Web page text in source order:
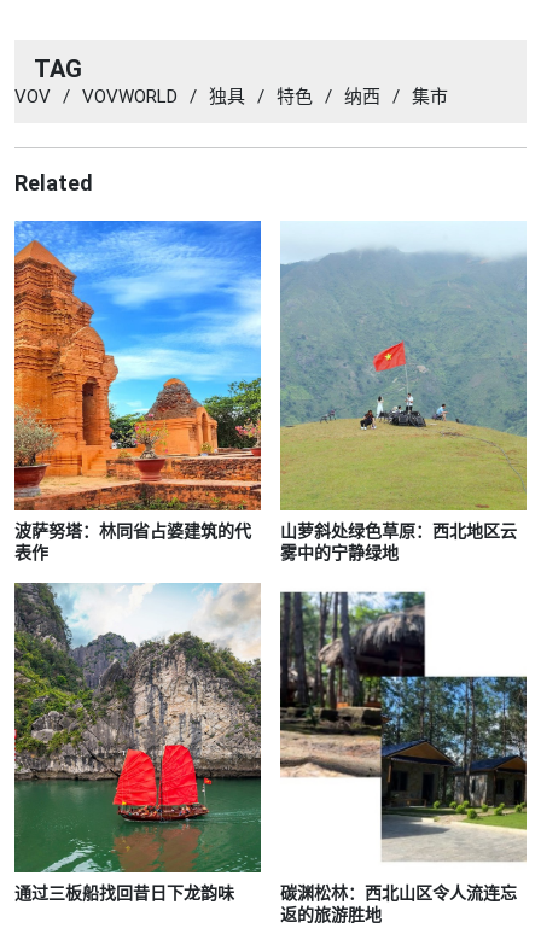
TAG
VOV / VOVWORLD / 独具 / 特色 / 纳西 / 集市
Related
波萨努塔：林同省占婆建筑的代
表作
山萝斜处绿色草原：西北地区云
雾中的宁静绿地
通过三板船找回昔日下龙韵味
碳渊松林：西北山区令人流连忘
返的旅游胜地